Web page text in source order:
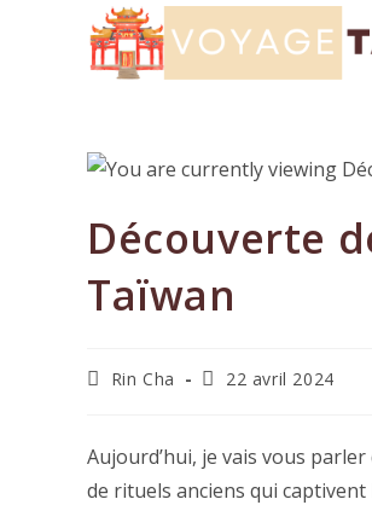
Découverte
Taïwan
Auteur/autrice
publication :
Rin Cha
Dernière
la
publication :
22 avril 2024
Aujourd’hui, je vais vous
de rituels anciens qui